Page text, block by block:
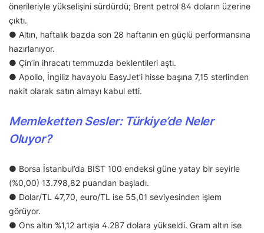
önerileriyle yükselişini sürdürdü; Brent petrol 84 doların üzerine
çıktı.
● Altın, haftalık bazda son 28 haftanın en güçlü performansına
hazırlanıyor.
● Çin’in ihracatı temmuzda beklentileri aştı.
● Apollo, İngiliz havayolu EasyJet’i hisse başına 7,15 sterlinden
nakit olarak satın almayı kabul etti.
Memleketten Sesler: Türkiye’de Neler
Oluyor?
● Borsa İstanbul’da BIST 100 endeksi güne yatay bir seyirle
(%0,00) 13.798,82 puandan başladı.
● Dolar/TL 47,70, euro/TL ise 55,01 seviyesinden işlem
görüyor.
● Ons altın %1,12 artışla 4.287 dolara yükseldi. Gram altın ise